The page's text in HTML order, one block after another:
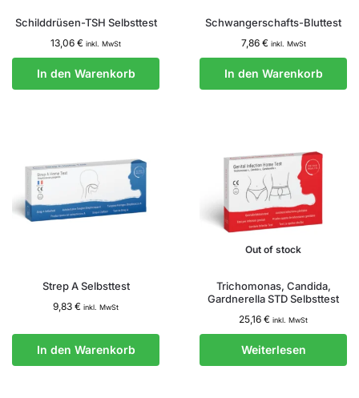
Schilddrüsen-TSH Selbsttest
13,06 € inkl. MwSt
In den Warenkorb
Schwangerschafts-Bluttest
7,86 € inkl. MwSt
In den Warenkorb
Strep A Selbsttest
9,83 € inkl. MwSt
In den Warenkorb
Out of stock
Trichomonas, Candida,
Gardnerella STD Selbsttest
25,16 € inkl. MwSt
Weiterlesen